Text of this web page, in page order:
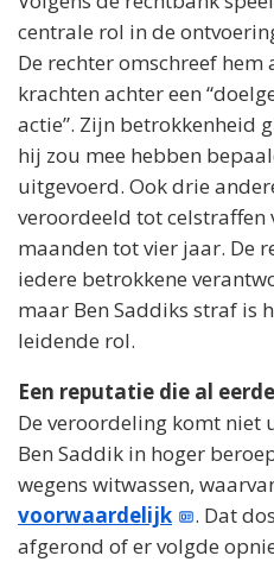
centrale rol in de
De rechter omschreef hem
krachten achter een
actie”. Zijn betrokkenheid
hij zou mee hebben
uitgevoerd. Ook drie
veroordeeld tot
maanden tot vier jaar. De
iedere betrokkene
maar Ben Saddiks straf is
leidende rol.
Een reputatie die al
De veroordeling komt niet
Ben Saddik in hoger
wegens witwassen,
voorwaardelijk
. Dat
afgerond of er volgde